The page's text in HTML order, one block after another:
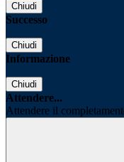
Chiudi
Successo
Chiudi
Informazione
Chiudi
Attendere...
Attendere il